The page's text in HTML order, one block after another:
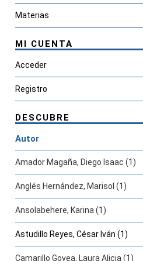
Materias
MI CUENTA
Acceder
Registro
DESCUBRE
Autor
Amador Magaña, Diego Isaac (1)
Anglés Hernández, Marisol (1)
Ansolabehere, Karina (1)
Astudillo Reyes, César Iván (1)
Camarillo Govea, Laura Alicia (1)